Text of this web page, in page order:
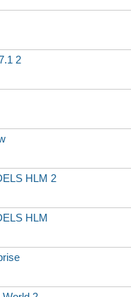
2
HLM 2
HLM